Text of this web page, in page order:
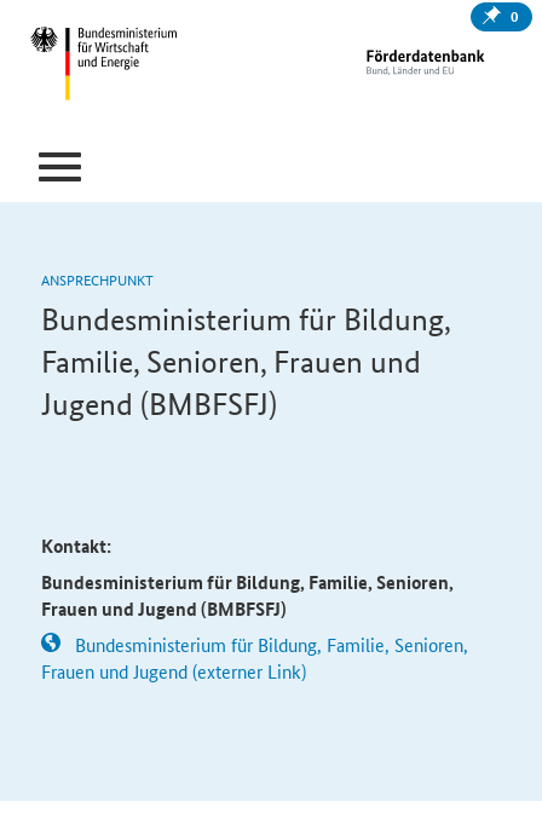
0
ANSPRECHPUNKT
Bundesministerium für Bildung,
Familie, Senioren, Frauen und
Jugend (BMBFSFJ)
Kontakt:
Bundesministerium für Bildung, Familie, Senioren,
Frauen und Jugend (BMBFSFJ)
Bundesministerium für Bildung, Familie, Senioren,
Frauen und Jugend (externer Link)